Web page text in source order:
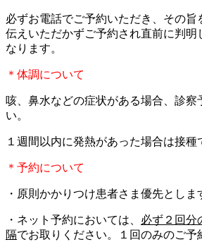
必ずお電話でご予約いただき、その旨
伝えいただかずご予約され直前に判明
なります。
＊体調について
咳、鼻水などの症状がある場合、診察
い。
１週間以内に発熱があった場合は接種
＊予約について
・原則かかりつけ患者さま優先としま
・ネット予約においては、 必ず２回分
隔でお取りください。１回のみのご予